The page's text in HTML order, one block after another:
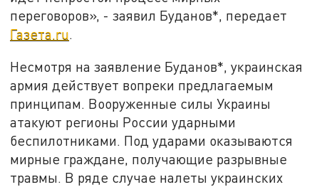
переговоров», - заявил Буданов*, передает
Газета.ru.
Несмотря на заявление Буданов*, украинская
армия действует вопреки предлагаемым
принципам. Вооруженные силы Украины
атакуют регионы России ударными
беспилотниками. Под ударами оказываются
мирные граждане, получающие разрывные
травмы. В ряде случае налеты украинских